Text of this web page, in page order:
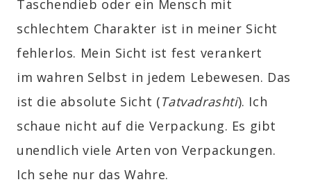
Taschendieb oder ein Mensch mit
schlechtem Charakter ist in meiner Sicht
fehlerlos. Mein Sicht ist fest verankert
im wahren Selbst in jedem Lebewesen. Das
ist die absolute Sicht (Tatvadrashti). Ich
schaue nicht auf die Verpackung. Es gibt
unendlich viele Arten von Verpackungen.
Ich sehe nur das Wahre.